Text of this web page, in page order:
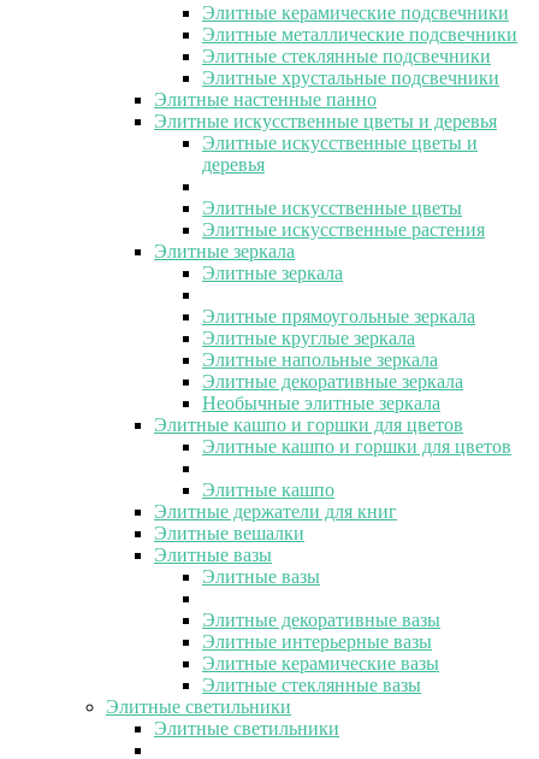
Элитные керамические подсвечники
Элитные металлические подсвечники
Элитные стеклянные подсвечники
Элитные хрустальные подсвечники
Элитные настенные панно
Элитные искусственные цветы и деревья
Элитные искусственные цветы и
деревья
Элитные искусственные цветы
Элитные искусственные растения
Элитные зеркала
Элитные зеркала
Элитные прямоугольные зеркала
Элитные круглые зеркала
Элитные напольные зеркала
Элитные декоративные зеркала
Необычные элитные зеркала
Элитные кашпо и горшки для цветов
Элитные кашпо и горшки для цветов
Элитные кашпо
Элитные держатели для книг
Элитные вешалки
Элитные вазы
Элитные вазы
Элитные декоративные вазы
Элитные интерьерные вазы
Элитные керамические вазы
Элитные стеклянные вазы
Элитные светильники
Элитные светильники